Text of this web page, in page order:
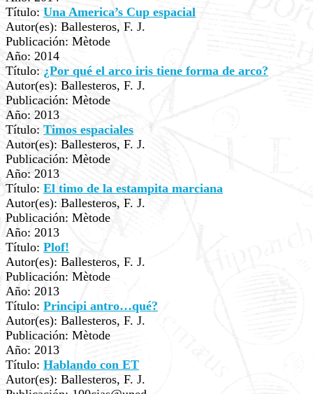
Título: Una America’s Cup espacial
Autor(es): Ballesteros, F. J.
Publicación: Mètode
Año: 2014
Título: ¿Por qué el arco iris tiene forma de arco?
Autor(es): Ballesteros, F. J.
Publicación: Mètode
Año: 2013
Título: Timos espaciales
Autor(es): Ballesteros, F. J.
Publicación: Mètode
Año: 2013
Título: El timo de la estampita marciana
Autor(es): Ballesteros, F. J.
Publicación: Mètode
Año: 2013
Título: Plof!
Autor(es): Ballesteros, F. J.
Publicación: Mètode
Año: 2013
Título: Principi antro…qué?
Autor(es): Ballesteros, F. J.
Publicación: Mètode
Año: 2013
Título: Hablando con ET
Autor(es): Ballesteros, F. J.